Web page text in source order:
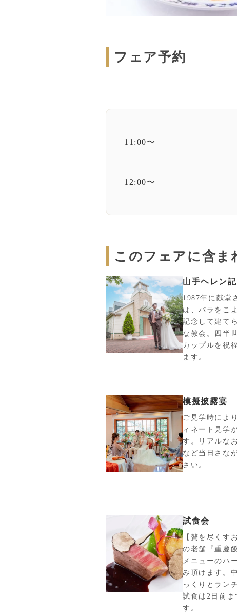
フェア予約
11:00〜
12:00〜
このフェアに含ま
山手ヘレン
1987年に献堂
は、バラをこ
記念して建て
な教会。四半
カップルを祝
ます。
模擬披露宴
ご見学時によ
ィネート見学
す。リアルな
など当日さな
さい。
試食会
【贅を尽くす
の老舗『重慶
メニューのハ
み頂けます。
っくりとラン
試食は2日前ま
す。